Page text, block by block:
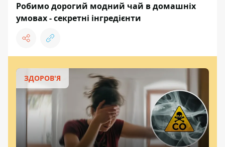
Робимо дорогий модний чай в домашніх
умовах - секретні інгредієнти
ЗДОРОВ'Я